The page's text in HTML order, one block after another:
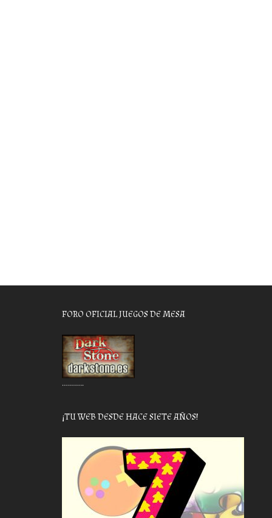
FORO OFICIAL JUEGOS DE MESA
………..
¡TU WEB DESDE HACE SIETE AÑOS!